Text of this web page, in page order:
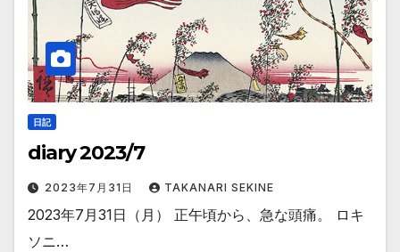
日記
diary 2023/7
2023年7月31日 TAKANARI SEKINE
2023年7月31日（月） 正午頃から、急な頭痛。 ロキ
ソニ…